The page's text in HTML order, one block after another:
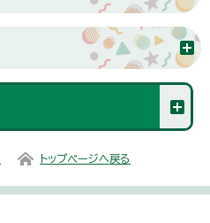
トップページへ戻る